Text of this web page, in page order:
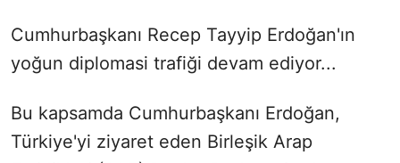
Cumhurbaşkanı Recep Tayyip Erdoğan'ın
yoğun diplomasi trafiği devam ediyor...
Bu kapsamda Cumhurbaşkanı Erdoğan,
Türkiye'yi ziyaret eden Birleşik Arap